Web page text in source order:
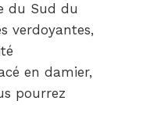
du Sud du
verdoyantes,
en damier,
pourrez